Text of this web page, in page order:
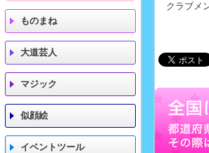
クラブメ
ものまね
大道芸人
マジック
似顔絵
イベントツール